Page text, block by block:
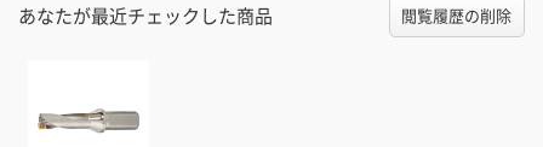
あなたが最近チェックした商品 閲覧履歴の削除